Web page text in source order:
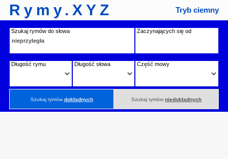
Rymy.XYZ Tryb ciemny
Szukaj rymów do słowa Zaczynających się od
Długość rymu Długość słowa Część mowy
Szukaj rymówdokładnych Szukaj rymów niedokładnych